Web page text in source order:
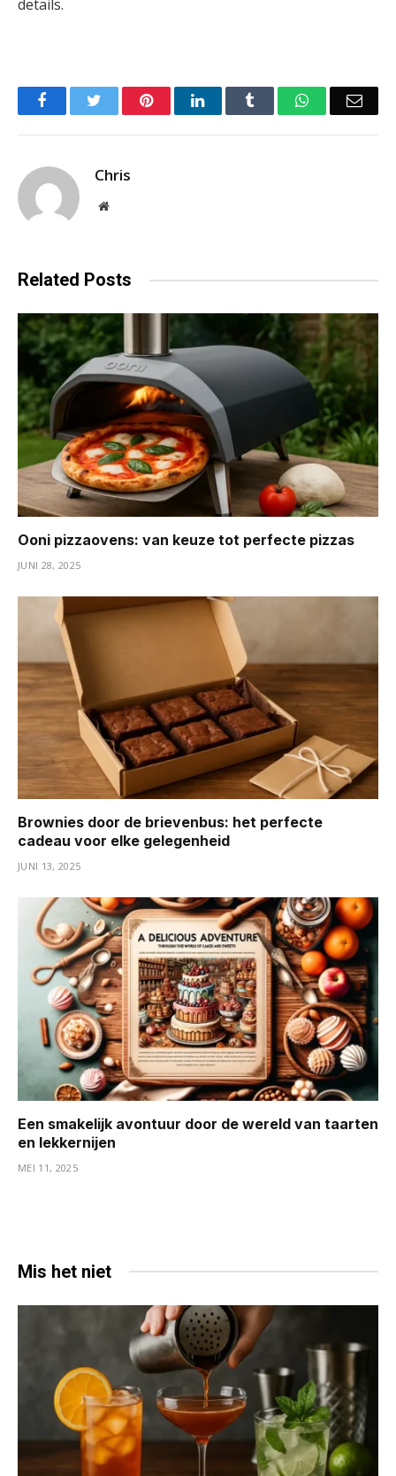
details.
FacebookTwitter PinterestLinkedIn Tumblr WhatsApp
Chris
Website
Related Posts
Ooni pizzaovens: van keuze tot perfecte pizzas
JUNI 28, 2025
Brownies door de brievenbus: het perfecte
cadeau voor elke gelegenheid
JUNI 13, 2025
Een smakelijk avontuur door de wereld van taarten
en lekkernijen
MEI 11, 2025
Mis het niet